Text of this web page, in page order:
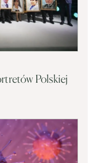
Polskiej